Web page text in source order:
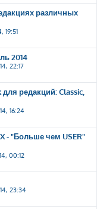
различных
19:51
2014
22:17
редакций: Classic,
16:24
- "Больше чем USER"
00:12
23:34